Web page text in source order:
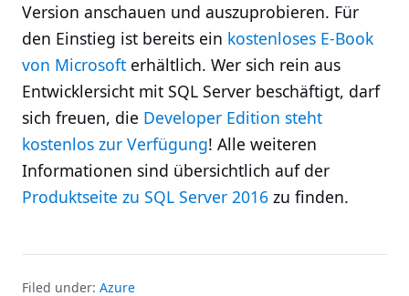
Version anschauen und auszuprobieren. Für
den Einstieg ist bereits ein kostenloses E-Book
von Microsoft erhältlich. Wer sich rein aus
Entwicklersicht mit SQL Server beschäftigt, darf
sich freuen, die Developer Edition steht
kostenlos zur Verfügung! Alle weiteren
Informationen sind übersichtlich auf der
Produktseite zu SQL Server 2016 zu finden.
Filed under: Azure